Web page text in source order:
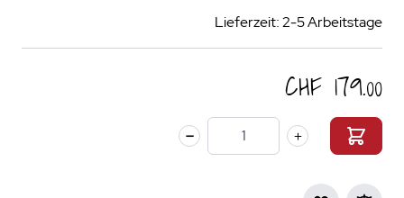
Lieferzeit: 2-5 Arbeitstage
CHF 179.00
Menge